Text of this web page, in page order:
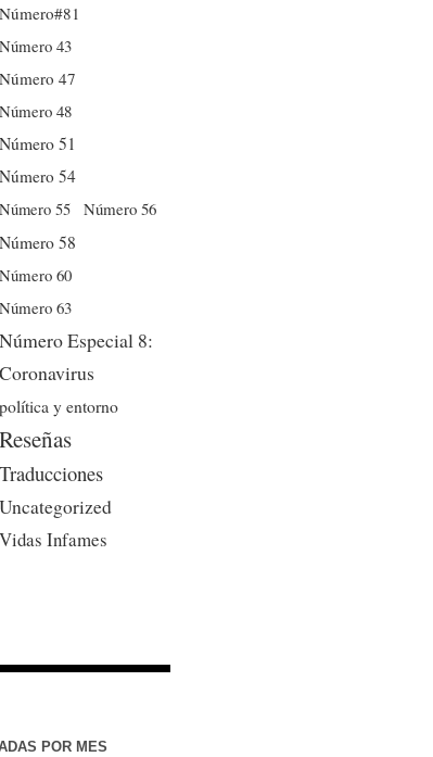
Número#81
Número 43
Número 47
Número 48
Número 51
Número 54
Número 55
Número 56
Número 58
Número 60
Número 63
Número Especial 8:
Coronavirus
política y entorno
Reseñas
Traducciones
Uncategorized
Vidas Infames
POR MES